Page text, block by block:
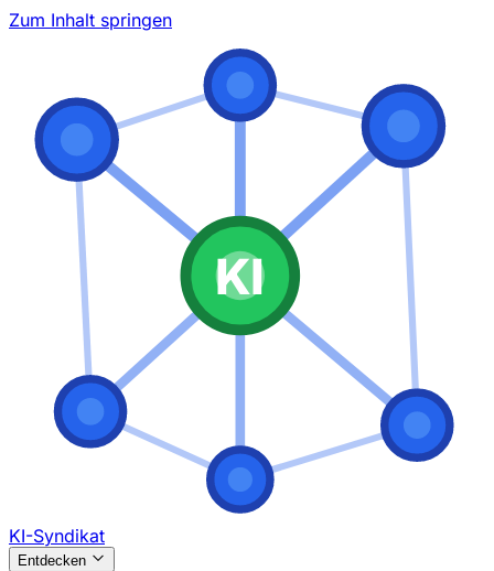
Zum Inhalt springen
KI
KI-Syndikat
Entdecken